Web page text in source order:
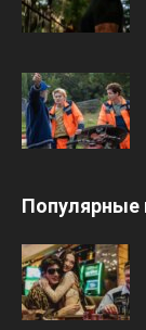
Популярные